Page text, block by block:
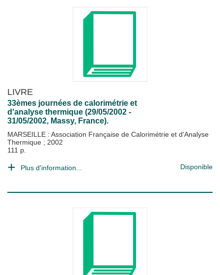
LIVRE
33èmes journées de calorimétrie et
d'analyse thermique (29/05/2002 -
31/05/2002, Massy, France).
MARSEILLE : Association Française de Calorimétrie et d'Analyse
Thermique ; 2002
111 p.
Plus d'information... Disponible